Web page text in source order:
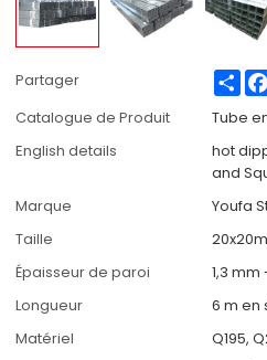
Partager
Catalogue de Produit
Tube
English details
hot
and
Marque
Youfa
Taille
Épaisseur de paroi
1,3
Longueur
6 m en
Matériel
Q195,